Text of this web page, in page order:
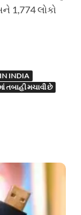
1,774 લોકો
INDIA
તબાહી મચાવી છે